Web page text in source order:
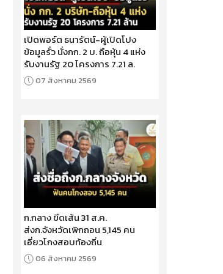
เปิดพอร์ต ธนารัตน์-ผู้เปิดโปง
ข้อมูลรั่ว นั่งกก. 2 บ. ถือหุ้น 4 แห่ง
รับงานรัฐ 20 โครงการ 7.21 ล.
07 สิงหาคม 2569
ก.กลาง ขีดเส้น 31 ส.ค.
ส่งก.จังหวัดเพิกถอน 5,145 คน
เอี่ยวโกงสอบท้องถิ่น
06 สิงหาคม 2569